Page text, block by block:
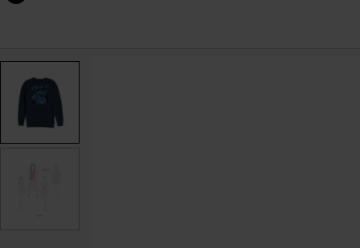
www.large.be/p/stitch-
578713.html